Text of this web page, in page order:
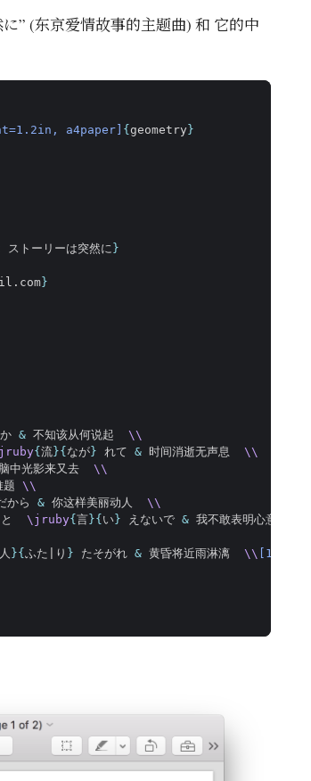
” (东京爱情故事的主题曲) 和 它的中
a4paper] {geometry}
ストーリーは突然に }
}
& 不知该从何说起 \\
{流}{なが} れて & 时间消逝无声息 \\
中光影来又去 \\
题 \\
から & 你这样美丽动人 \\
と \jruby{言}{い} えないで & 我不敢表明心意
}{ふた|り } たそがれ & 黄昏将近雨淋漓 \\ [1em]